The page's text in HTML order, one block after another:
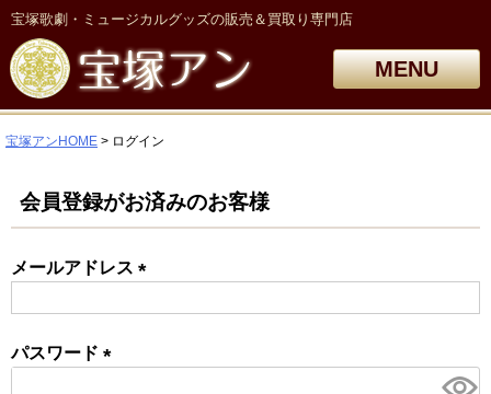
宝塚歌劇・ミュージカルグッズの販売＆買取り専門店
MENU
宝塚アンHOME ログイン
会員登録がお済みのお客様
メールアドレス
パスワード